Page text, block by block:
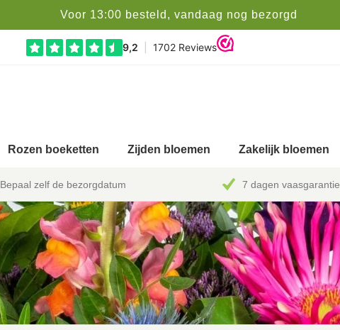
Voor 13:00 besteld, vandaag nog bezorgd
Rozen boeketten Zijden bloemen Zakelijk bloemen
Bepaal zelf de bezorgdatum 7 dagen vaasgarantie